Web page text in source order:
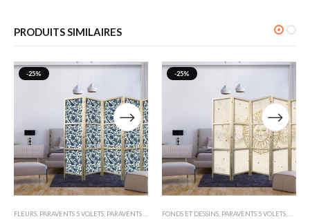
PRODUITS SIMILAIRES
-25%
FLEURS, PARAVENTS 5 VOLETS, PARAVENTS JAPONAIS
-25%
FONDS ET DESSINS, PARAVENTS 5 VOLETS,